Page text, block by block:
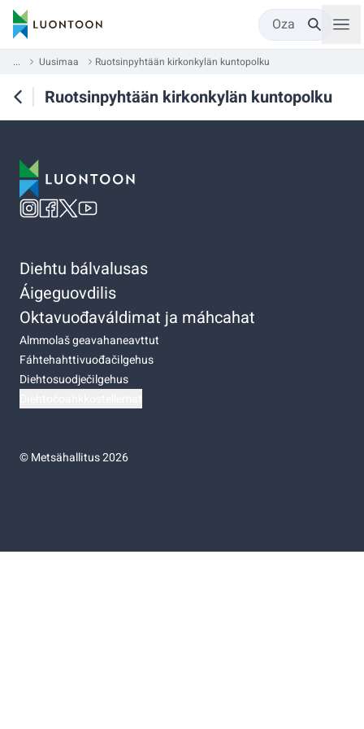
Oza
... Uusimaa Ruotsinpyhtään kirkonkylän kuntopolku
Ruotsinpyhtään kirkonkylän kuntopolku
Diehtu bálvalusas
Áigeguovdilis
Oktavuođaváldimat ja máhcahat
Almmolaš geavahaneavttut
Fáhtehahttivuođačilgehus
Diehtosuodječilgehus
©Metsähallitus 2026